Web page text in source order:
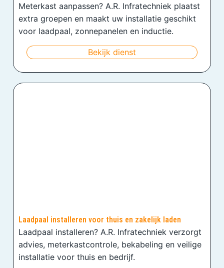
Meterkast aanpassen? A.R. Infratechniek plaatst
extra groepen en maakt uw installatie geschikt
voor laadpaal, zonnepanelen en inductie.
Bekijk dienst
Laadpaal installeren voor thuis en zakelijk laden
Laadpaal installeren? A.R. Infratechniek verzorgt
advies, meterkastcontrole, bekabeling en veilige
installatie voor thuis en bedrijf.